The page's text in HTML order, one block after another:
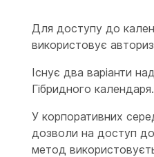
Для доступу до
використовує
Існує два варіанти
Гібридного календаря.
У корпоративних
дозволи на доступ до
метод